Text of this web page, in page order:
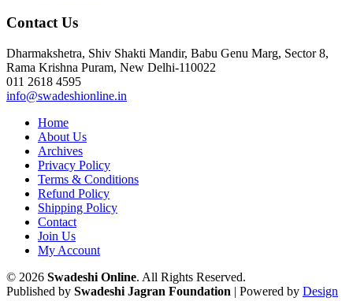
Contact Us
Dharmakshetra, Shiv Shakti Mandir, Babu Genu Marg, Sector 8,
Rama Krishna Puram, New Delhi-110022
011 2618 4595
info@swadeshionline.in
Home
About Us
Archives
Privacy Policy
Terms & Conditions
Refund Policy
Shipping Policy
Contact
Join Us
My Account
© 2026 Swadeshi Online. All Rights Reserved.
Published by Swadeshi Jagran Foundation | Powered by Design